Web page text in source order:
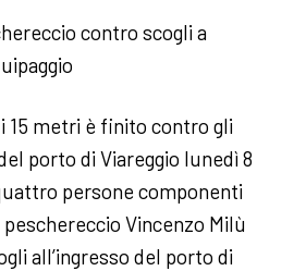
contro scogli a
15 metri è finito contro gli
porto di Viareggio lunedì 8
persone componenti
peschereccio Vincenzo Milù
all’ingresso del porto di